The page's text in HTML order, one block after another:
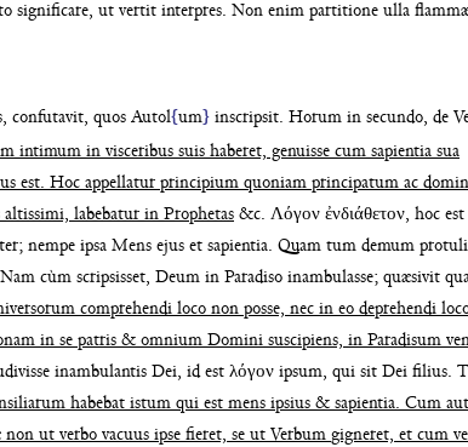
significare, ut vertit interpres. Non enim partitione ulla
confutavit, quos Autol{um} inscripsit. Horum in secundo, de
intimum in visceribus suis haberet, genuisse cum sapientia sua
est. Hoc appellatur principium quoniam principatum ac
labebatur in Prophetas &c. Λόγον ἐνδιάθετον, hoc
nempe ipsa Mens ejus et sapientia. Quam tum demum
cùm scripsisset, Deum in Paradiso inambulasse; quæsivit
comprehendi loco non posse, nec in eo deprehendi
in se patris & omnium Domini suscipiens, in Paradisum
inambulantis Dei, idest λόγον ipsum, qui sit Dei filius.
habebat istum qui est mens ipsius & sapientia. Cum
non ut verbo vacuus ipse fieret, se ut Verbum gigneret, et cum